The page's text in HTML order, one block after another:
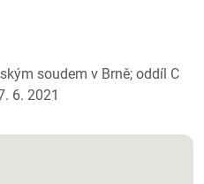
soudem v Brně; oddíl C
6. 2021